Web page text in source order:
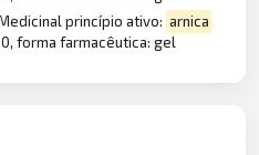
princípio ativo: arnica
forma farmacêutica: gel